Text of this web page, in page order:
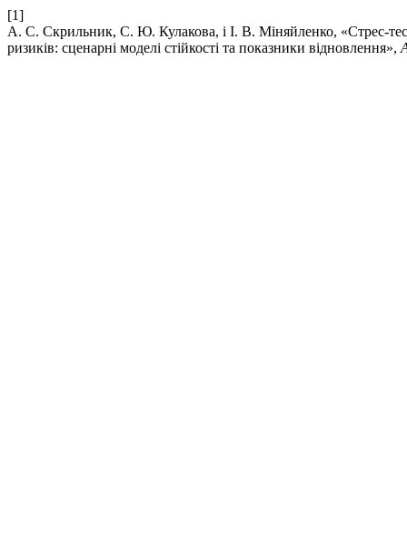
[1]
А. С. Скрильник, С. Ю. Кулакова, і І. В. Міняйленко, «Стрес-
ризиків: сценарні моделі стійкості та показники відновлення»,